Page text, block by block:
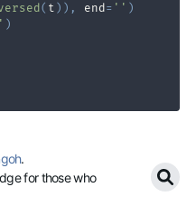
( t ) ) , end = '' )
)
.
for those who